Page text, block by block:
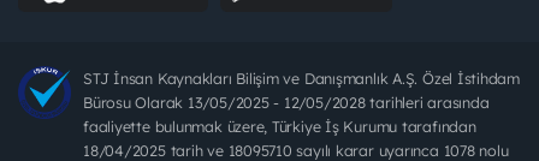
STJ İnsan Kaynakları Bilişim ve Danışmanlık A.Ş. Özel İstihdam
Bürosu Olarak 13/05/2025 - 12/05/2028 tarihleri arasında
faaliyette bulunmak üzere, Türkiye İş Kurumu tarafından
18/04/2025 tarih ve 18095710 sayılı karar uyarınca 1078 nolu